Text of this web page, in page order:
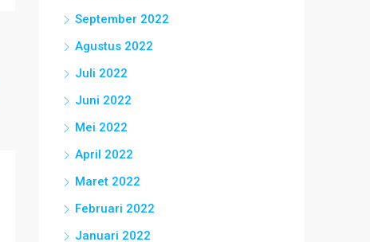
September 2022
Agustus 2022
Juli 2022
Juni 2022
Mei 2022
April 2022
Maret 2022
Februari 2022
Januari 2022